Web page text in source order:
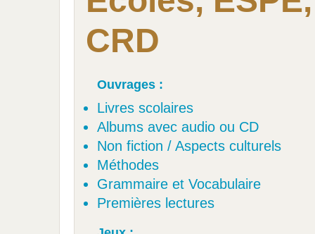
CRD
Ouvrages :
Livres scolaires
Albums avec audio ou CD
Non fiction / Aspects culturels
Méthodes
Grammaire et Vocabulaire
Premières lectures